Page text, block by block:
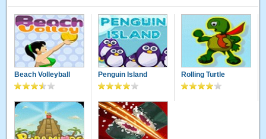
Beach Volleyball Penguin Island Rolling Turtle